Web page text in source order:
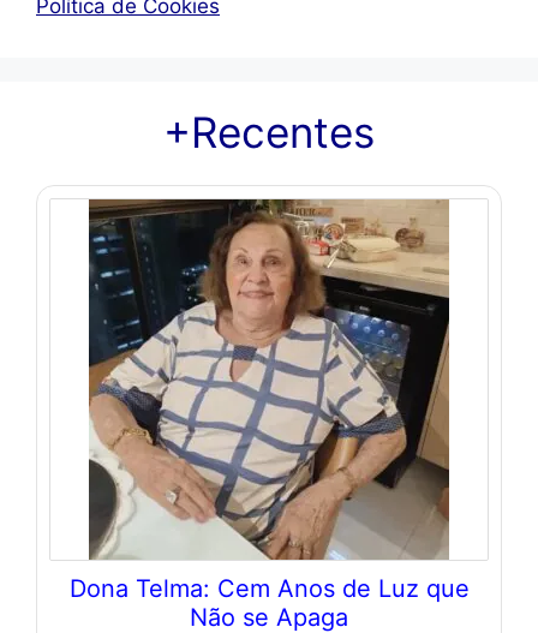
Política de Cookies
+Recentes
Dona Telma: Cem Anos de Luz que
Não se Apaga